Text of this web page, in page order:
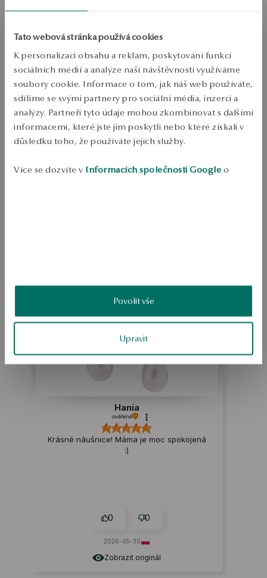
Tato webová stránka používá cookies
K personalizaci obsahu a reklam, poskytování funkcí
sociálních médií a analýze naší návštěvnosti využíváme
soubory cookie. Informace o tom, jak náš web používáte,
sdílíme se svými partnery pro sociální média, inzerci a
analýzy. Partneři tyto údaje mohou zkombinovat s dalšími
informacemi, které jste jim poskytli nebo které získali v
důsledku toho, že používáte jejich služby.
Více se dozvíte v Informacích společnosti Google o
Povolit vše
Upravit
Ověřte si dostupnost na prodejně
Odeslání:asi 4 pracovní dny
Doprava zdarma od 1700 Kč
Bezplatné vrácení až do 100 dnů v YES Clubu
PODROBNOSTI
Ruda: stříbro, pozlacené Ukázka: 925 Průměrná hmotnost: méně než
5 g Návrhář: Magda Dąbrowska
Zobrazit originál
Hania
ověřené
Krásné náušnice! Máma je moc spokojená
:)
0 0
2026-05-30